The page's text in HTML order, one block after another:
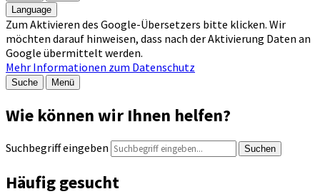
Language
Zum Aktivieren des Google-Übersetzers bitte klicken. Wir
möchten darauf hinweisen, dass nach der Aktivierung Daten an
Google übermittelt werden.
Mehr Informationen zum Datenschutz
Suche Menü
Wie können wir Ihnen helfen?
Suchbegriff eingeben Suchen
Häufig gesucht